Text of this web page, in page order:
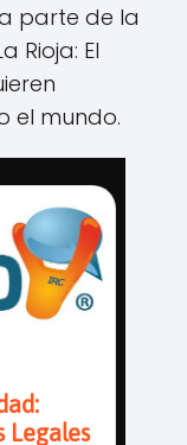
parte de la
Rioja: El
el mundo.